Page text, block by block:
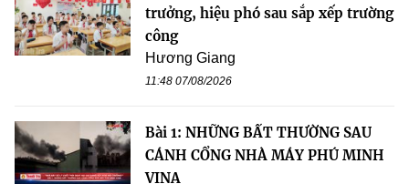
trưởng, hiệu phó sau sắp xếp trường
công
Hương Giang
11:48 07/08/2026
Bài 1: NHỮNG BẤT THƯỜNG SAU
CÁNH CỔNG NHÀ MÁY PHÚ MINH
VINA